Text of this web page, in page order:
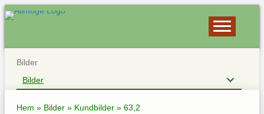
Bilder
Bilder
Hem » Bilder » Kundbilder » 63,2